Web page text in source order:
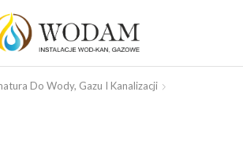
Do Wody, Gazu I Kanalizacji